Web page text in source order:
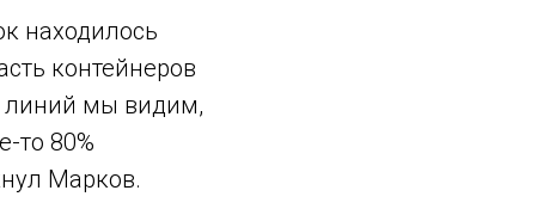
находилось
контейнеров
линий мы видим,
то 80%
Марков.